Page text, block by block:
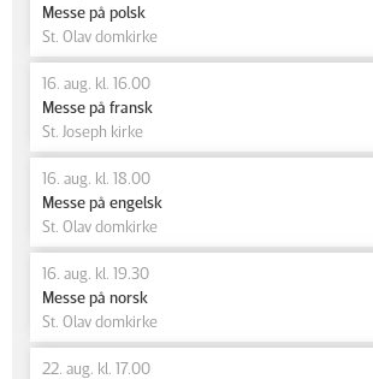
Messe på polsk
St. Olav domkirke
16. aug. kl. 16.00
Messe på fransk
St. Joseph kirke
16. aug. kl. 18.00
Messe på engelsk
St. Olav domkirke
16. aug. kl. 19.30
Messe på norsk
St. Olav domkirke
22. aug. kl. 17.00